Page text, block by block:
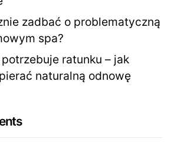
zadbać o problematyczną
spa?
ratunku – jak
naturalną odnowę